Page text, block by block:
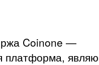
Coinone —
платформа,